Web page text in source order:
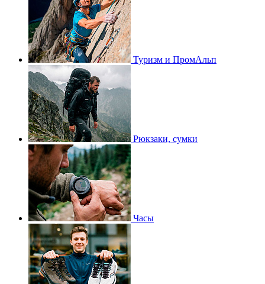
Туризм и ПромАльп
Рюкзаки, сумки
Часы